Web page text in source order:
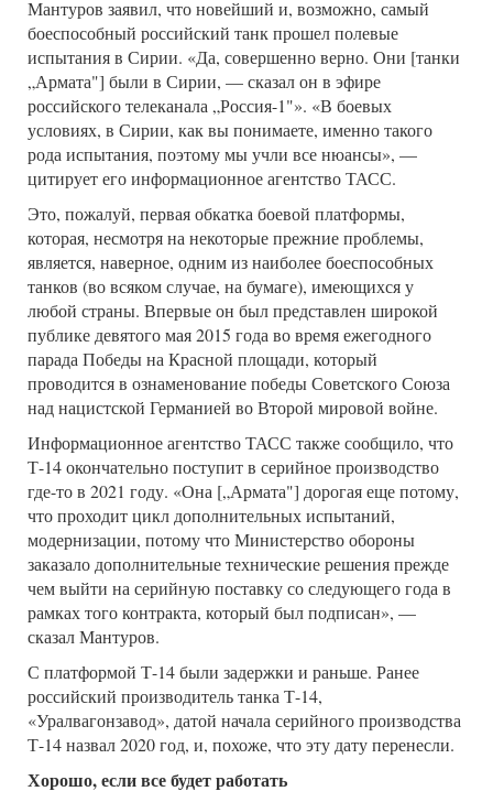
Мантуров заявил, что новейший и, возможно, самый
боеспособный российский танк прошел полевые
испытания в Сирии. «Да, совершенно верно. Они [танки
„Армата"] были в Сирии, — сказал он в эфире
российского телеканала „Россия-1"». «В боевых
условиях, в Сирии, как вы понимаете, именно такого
рода испытания, поэтому мы учли все нюансы», —
цитирует его информационное агентство ТАСС.
Это, пожалуй, первая обкатка боевой платформы,
которая, несмотря на некоторые прежние проблемы,
является, наверное, одним из наиболее боеспособных
танков (во всяком случае, на бумаге), имеющихся у
любой страны. Впервые он был представлен широкой
публике девятого мая 2015 года во время ежегодного
парада Победы на Красной площади, который
проводится в ознаменование победы Советского Союза
над нацистской Германией во Второй мировой войне.
Информационное агентство ТАСС также сообщило, что
Т-14 окончательно поступит в серийное производство
где-то в 2021 году. «Она [„Армата"] дорогая еще потому,
что проходит цикл дополнительных испытаний,
модернизации, потому что Министерство обороны
заказало дополнительные технические решения прежде
чем выйти на серийную поставку со следующего года в
рамках того контракта, который был подписан», —
сказал Мантуров.
С платформой Т-14 были задержки и раньше. Ранее
российский производитель танка Т-14,
«Уралвагонзавод», датой начала серийного производства
Т-14 назвал 2020 год, и, похоже, что эту дату перенесли.
Хорошо, если все будет работать